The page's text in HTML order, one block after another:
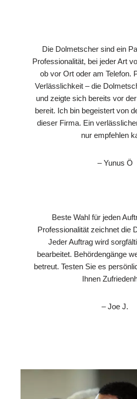
Die Dolmetscher sind ein
Professionalität, bei jeder Art
ob vor Ort oder am Telefon.
Verlässlichkeit – die
und zeigte sich bereits vor
bereit. Ich bin begeistert von
dieser Firma. Ein
nur empfehlen
– Yunus Ö
Beste Wahl für jeden
Professionalität zeichnet die
Jeder Auftrag wird
bearbeitet. Behördengänge
betreut. Testen Sie es
Ihnen
– Joe J.